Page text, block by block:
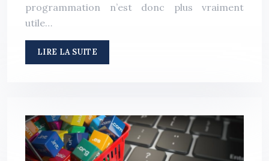
programmation n’est donc plus vraiment
utile…
LIRE LA SUITE